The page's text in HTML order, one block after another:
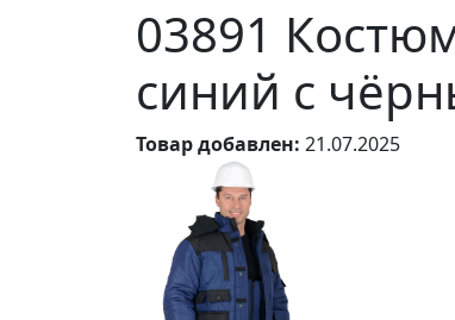
03891
синий с
Товар добавлен: 21.07.2025